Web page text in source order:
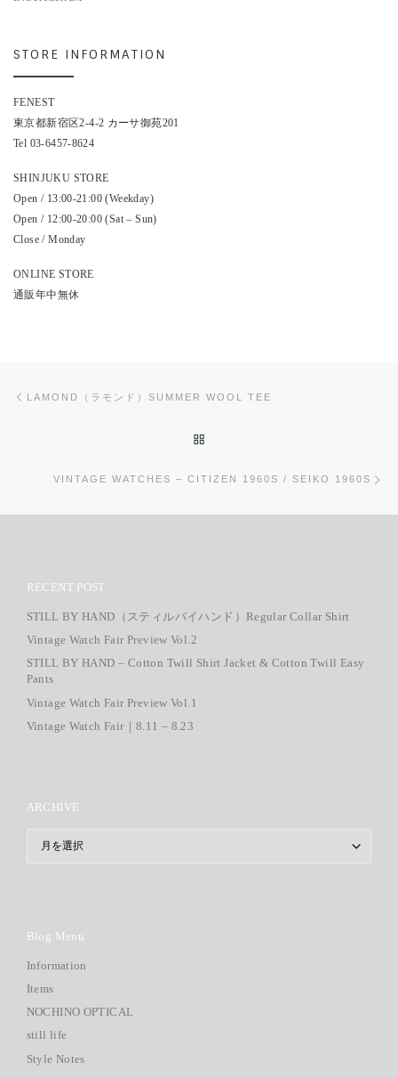
STORE INFORMATION
FENEST
東京都新宿区2-4-2 カーサ御苑201
Tel 03-6457-8624
SHINJUKU STORE
Open / 13:00-21:00 (Weekday)
Open / 12:00-20:00 (Sat – Sun)
Close / Monday
ONLINE STORE
通販年中無休
LAMOND（ラモンド）SUMMER WOOL TEE
VINTAGE WATCHES – CITIZEN 1960S / SEIKO 1960S
RECENT POST
STILL BY HAND（スティルバイハンド）Regular Collar Shirt
Vintage Watch Fair Preview Vol.2
STILL BY HAND – Cotton Twill Shirt Jacket & Cotton Twill Easy
Pants
Vintage Watch Fair Preview Vol.1
Vintage Watch Fair｜8.11 – 8.23
ARCHIVE
Blog Menu
Information
Items
NOCHINO OPTICAL
still life
Style Notes